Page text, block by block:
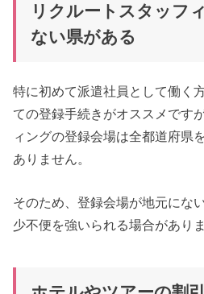
リクルートスタッフ
ない県がある
特に初めて派遣社員として働く
ての登録手続きがオススメです
ィングの登録会場は全都道府県
ありません。
そのため、登録会場が地元にな
少不便を強いられる場合がありま